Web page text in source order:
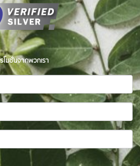
มชั่นจากพวกเรา